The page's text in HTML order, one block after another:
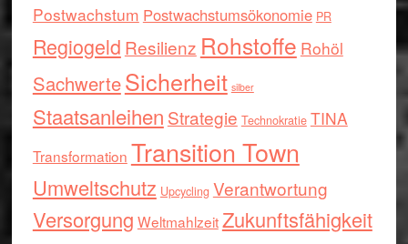
Postwachstum Postwachstumsökonomie PR
Regiogeld Resilienz Rohstoffe Rohöl
SachwerteSicherheit silber
Staatsanleihen Strategie Technokratie TINA
Transformation Transition Town
Umweltschutz Upcycling Verantwortung
Versorgung WeltmahlzeitZukunftsfähigkeit